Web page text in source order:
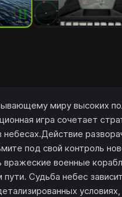
миру высоких
игра сочетает
небесах.Действие
под свой контроль
вражеские военные
Судьба небес